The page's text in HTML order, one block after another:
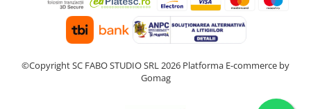
©Copyright SC FABO STUDIO SRL 2026 Platforma E-commerce by
Gomag